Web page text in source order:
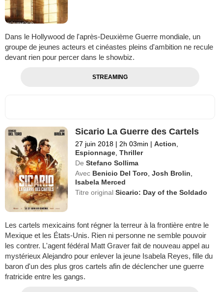
Dans le Hollywood de l'après-Deuxième Guerre mondiale, un
groupe de jeunes acteurs et cinéastes pleins d'ambition ne recule
devant rien pour percer dans le showbiz.
STREAMING
Sicario La Guerre des Cartels
27 juin 2018 | 2h 03min | Action
Espionnage ,Thriller
De Stefano Sollima
Avec Benicio Del Toro ,Josh Brolin
Isabela Merced
Titre originalSicario: Day of the Soldado
Les cartels mexicains font régner la terreur à la frontière entre le
Mexique et les États-Unis. Rien ni personne ne semble pouvoir
les contrer. L'agent fédéral Matt Graver fait de nouveau appel au
mystérieux Alejandro pour enlever la jeune Isabela Reyes, fille du
baron d'un des plus gros cartels afin de déclencher une guerre
fratricide entre les gangs.